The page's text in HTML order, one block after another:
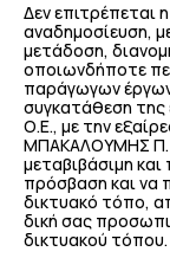
Δεν επιτρέπεται
αναδημοσίευση,
μετάδοση,
οποιωνδήποτε
παράγωγων
συγκατάθεση
Ο.Ε., με την
ΜΠΑΚΑΛΟΥΜΗΣ Π.
μεταβιβάσιμη
πρόσβαση και να
δικτυακό τόπο,
δική σας
δικτυακού τόπου.